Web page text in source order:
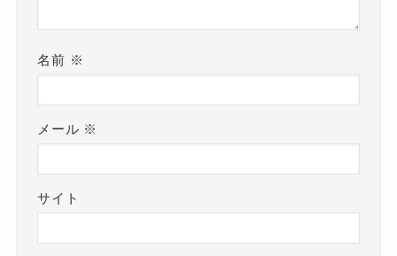
名前 ※
メール ※
サイト